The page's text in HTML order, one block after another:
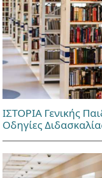
ΙΣΤΟΡΙΑ Γενικής
Οδηγίες